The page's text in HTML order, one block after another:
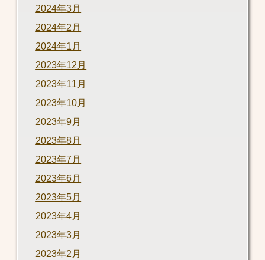
2024年3月
2024年2月
2024年1月
2023年12月
2023年11月
2023年10月
2023年9月
2023年8月
2023年7月
2023年6月
2023年5月
2023年4月
2023年3月
2023年2月